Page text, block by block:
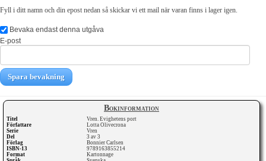
Bokinformation
Titel
Vren. Evighetens port
Författare
Lotta Olivecrona
Serie
Vren
Del
3 av 3
Förlag
Bonnier Carlsen
ISBN-13
9789163855214
Format
Kartonnage
Fyll i ditt namn och din epost nedan så skickar vi ett mail när varan finns i lager igen.
Bevaka endast denna utgåva
E-post
Spara bevakning